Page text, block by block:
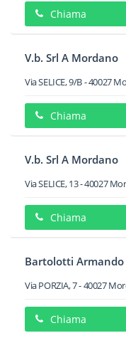
Chiama
V.b. Srl A Mordano
Via SELICE, 9/B-40027
Chiama
V.b. Srl A Mordano
Via SELICE, 13-40027
Chiama
Bartolotti Armando
Via PORZIA, 7-40027
Chiama